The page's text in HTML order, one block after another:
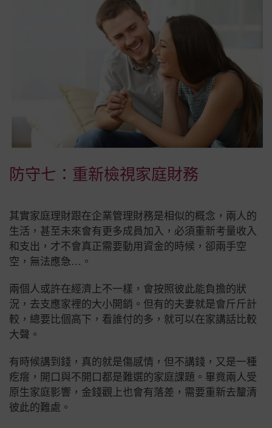
防守七：重新檢視家庭財務
其實家庭理財跟在企業管理財務是相似的概念，兩人的
生活，甚至未來會有更多成員加入，必須重新考量收入
和支出，才不會真正需要動用資金的時候，卻兩手空
空，無法應急…。
兩個人或許在經濟上不一樣，會按照彼此能負擔的狀
況，去支應家裡的大小開銷。但有的夫妻就是會斤斤計
較，總要比個高下，看誰付的多，就可以在家講話比較
大聲。
有時候講到錢，真的就是傷感情，但不講錢，又是一種
疙瘩，開口與不開口都是難選的家庭課題。畢竟兩人受
原生家庭影響，金錢觀上也會有落差，需要重新去釐清
彼此的難處。